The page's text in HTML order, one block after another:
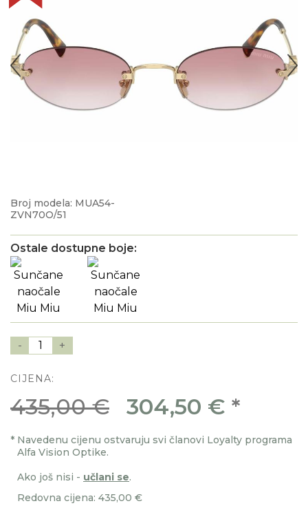
Broj modela: MUA54-
ZVN70O/51
Ostale dostupne boje:
- 1 +
CIJENA:
435,00 € 304,50 € *
* Navedenu cijenu ostvaruju svi članovi Loyalty programa
Alfa Vision Optike.
Ako još nisi - učlani se.
Redovna cijena: 435,00 €